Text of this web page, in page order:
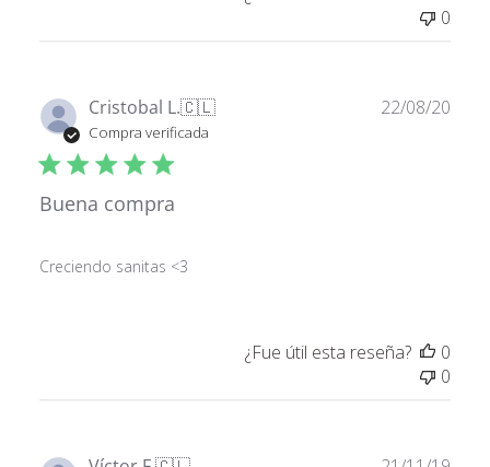
0
Cristobal L.🇨🇱
Compra verificada
Buena compra
Creciendo sanitas <3
22/08/20
¿Fue útil esta reseña?
0
0